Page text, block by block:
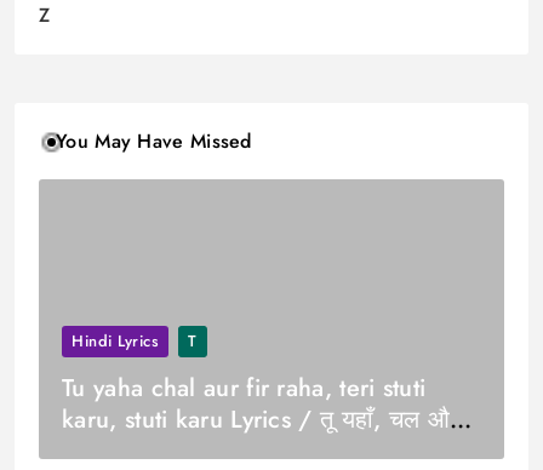
Z
You May Have Missed
Hindi Lyrics T
Tu yaha chal aur fir raha, teri stuti
karu, stuti karu Lyrics / तू यहाँ, चल और
फिर रहा, तेरी स्तुति करूँ, स्तुति करूँ